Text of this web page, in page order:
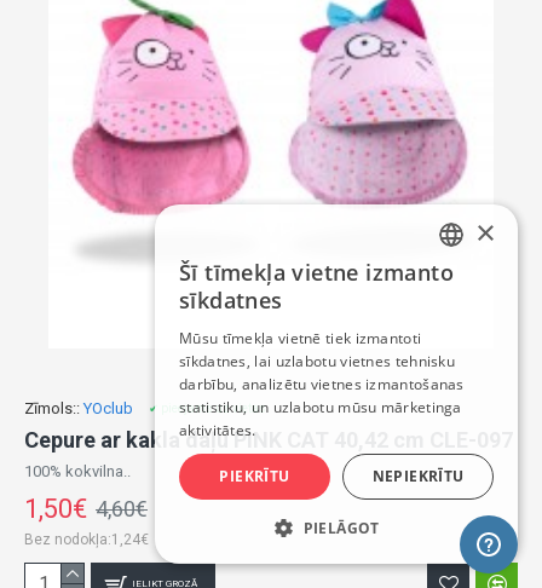
Zīmols:: YOclub ✔ pieejams uz vietas
Cepure ar kakla daļu PINK CAT 40,42 cm CLE-097
100% kokvilna..
1,50€ 4,60€
Bez nodokļa:1,24€
IELIKT GROZĀ
LATVIAN
ENGLISH
×
Šī tīmekļa vietne izmanto
sīkdatnes
Mūsu tīmekļa vietnē tiek izmantoti
sīkdatnes, lai uzlabotu vietnes tehnisku
darbību, analizētu vietnes izmantošanas
statistiku, un uzlabotu mūsu mārketinga
aktivitātes.
PIEKRĪTU NEPIEKRĪTU
PIELĀGOT